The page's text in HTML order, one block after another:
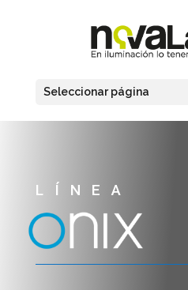
Seleccionar página
LÍNEA